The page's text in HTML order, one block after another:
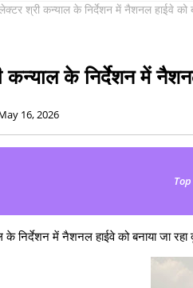
श्री कन्याल के निर्देशन में नैशनल हाईवे को
के निर्देशन में
16, 2026
निर्देशन में नैशनल हाईवे को बनाया जा रहा